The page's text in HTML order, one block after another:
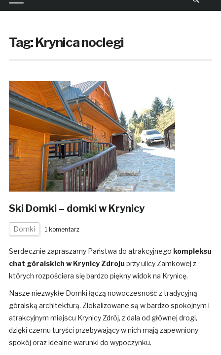
Tag: Krynica noclegi
Ski Domki – domki w Krynicy
Domki 1 komentarz
Serdecznie zapraszamy Państwa do atrakcyjnego kompleksu
chat góralskich w Krynicy Zdroju przy ulicy Zamkowej z
których rozpościera się bardzo piękny widok na Krynicę.
Nasze niezwykłe Domki łączą nowoczesność z tradycyjną
góralską architekturą. Zlokalizowane są w bardzo spokojnym i
atrakcyjnym miejscu Krynicy Zdrój, z dala od głównej drogi,
dzięki czemu turyści przebywający w nich mają zapewniony
spokój oraz idealne warunki do wypoczynku.